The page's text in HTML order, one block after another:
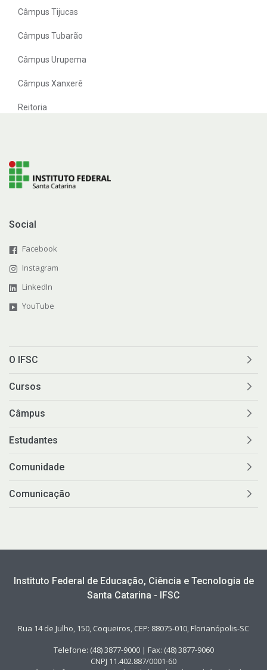
Câmpus Tijucas
Câmpus Tubarão
Câmpus Urupema
Câmpus Xanxerê
Reitoria
Social
Facebook
Instagram
LinkedIn
YouTube
O IFSC
Cursos
Câmpus
Estudantes
Comunidade
Comunicação
Instituto Federal de Educação, Ciência e Tecnologia de
Santa Catarina - IFSC
Rua 14 de Julho, 150, Coqueiros, CEP: 88075-010, Florianópolis-SC
Telefone: (48) 3877-9000 | Fax: (48) 3877-9060
CNPJ 11.402.887/0001-60